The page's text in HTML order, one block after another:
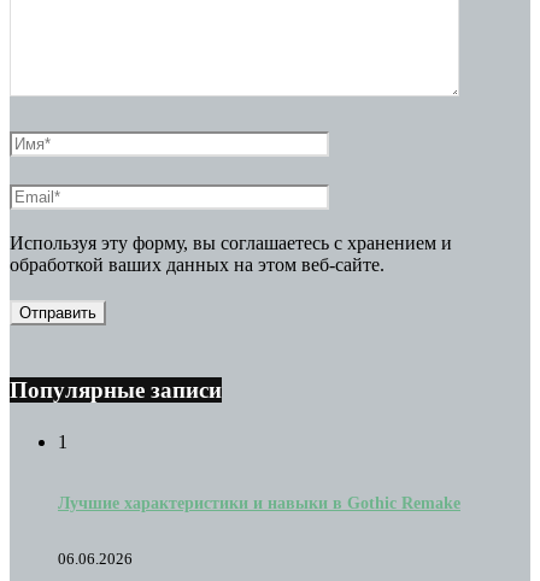
Используя эту форму, вы соглашаетесь с хранением и
обработкой ваших данных на этом веб-сайте.
Популярные записи
1
Лучшие характеристики и навыки в Gothic Remake
06.06.2026